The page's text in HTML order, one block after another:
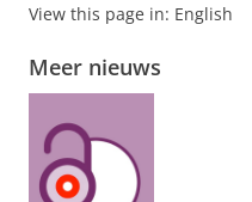
View this page in: English
Meer nieuws